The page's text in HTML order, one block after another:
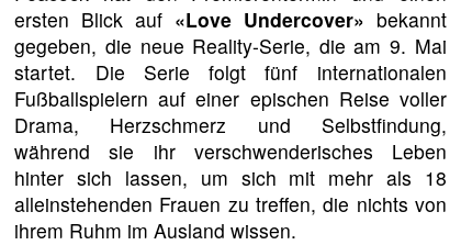
ersten Blick auf «Love Undercover» bekannt
gegeben, die neue Reality-Serie, die am 9. Mai
startet. Die Serie folgt fünf internationalen
Fußballspielern auf einer epischen Reise voller
Drama, Herzschmerz und Selbstfindung,
während sie ihr verschwenderisches Leben
hinter sich lassen, um sich mit mehr als 18
alleinstehenden Frauen zu treffen, die nichts von
ihrem Ruhm im Ausland wissen.